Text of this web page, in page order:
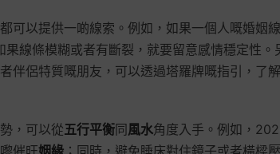
都可以提供一啲線索。例如，如果一個人嘅婚姻
線條模糊或者有斷裂，就要留意感情穩定性。
伴侶特質嘅朋友，可以透過塔羅牌嘅指引，了
，可以從五行平衡同風水角度入手。例如，
催旺姻緣 ；同時，避免睡床對住鏡子或者橫樑